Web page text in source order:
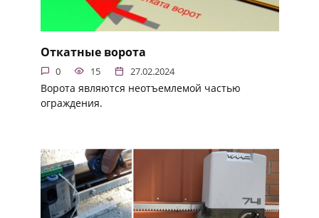
Откатные ворота
0 15 27.02.2024
Ворота являются неотъемлемой частью
ограждения.